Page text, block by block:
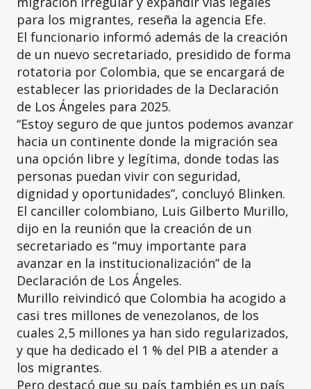
para los migrantes, reseña la agencia Efe.
El funcionario informó además de la creación
de un nuevo secretariado, presidido de forma
rotatoria por Colombia, que se encargará de
establecer las prioridades de la Declaración
de Los Ángeles para 2025.
“Estoy seguro de que juntos podemos avanzar
hacia un continente donde la migración sea
una opción libre y legítima, donde todas las
personas puedan vivir con seguridad,
dignidad y oportunidades”, concluyó Blinken.
El canciller colombiano, Luis Gilberto Murillo,
dijo en la reunión que la creación de un
secretariado es “muy importante para
avanzar en la institucionalización” de la
Declaración de Los Ángeles.
Murillo reivindicó que Colombia ha acogido a
casi tres millones de venezolanos, de los
cuales 2,5 millones ya han sido regularizados,
y que ha dedicado el 1 % del PIB a atender a
los migrantes.
Pero destacó que su país también es un país